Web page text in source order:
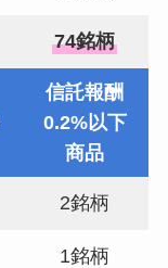
74銘柄
信託報酬
0.2%以下
商品
2銘柄
1銘柄